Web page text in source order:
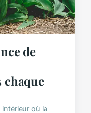
de
intérieur où la